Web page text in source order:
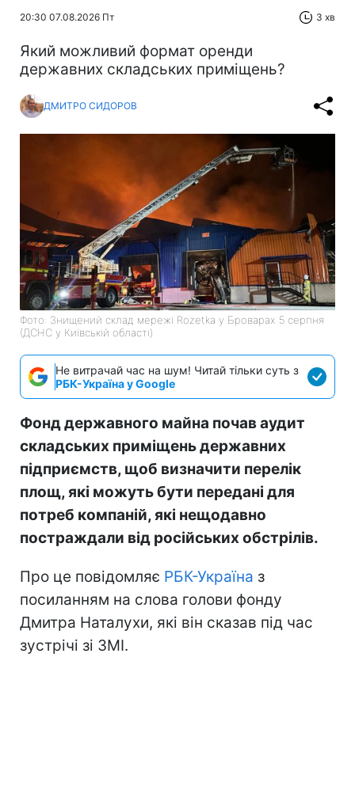
20:30 07.08.2026 Пт 3 хв
Який можливий формат оренди
державних складських приміщень?
ДМИТРО СИДОРОВ
Фото: Знищений склад мережі Rozetka у Броварах 5 серпня
(ДСНС у Київській області)
Не витрачай час на шум! Читай тільки суть з
РБК-Україна у Google
Фонд державного майна почав аудит
складських приміщень державних
підприємств, щоб визначити перелік
площ, які можуть бути передані для
потреб компаній, які нещодавно
постраждали від російських обстрілів.
Про це повідомляє РБК-Україна з
посиланням на слова голови фонду
Дмитра Наталухи, які він сказав під час
зустрічі зі ЗМІ.